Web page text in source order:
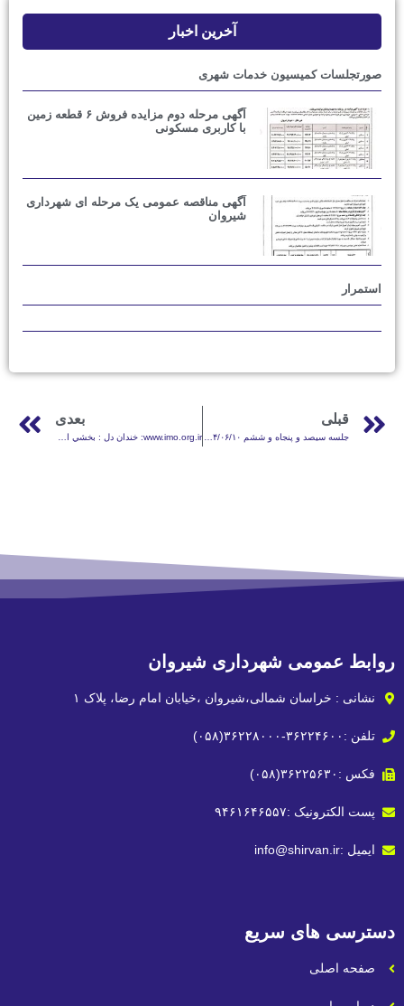
خدمات شهری
آگهی مرحله دوم مزایده فروش ۶ قطعه زمین
با کاربری مسکونی
آگهی مناقصه عمومی یک مرحله ای شهرداری
شیروان
جلسه سیصد و پنجاه و ششم ۹۴/۰۶/۱۰ شورای اسلامی شهر شیروان www.imo.org.ir: خندان دل : بخشي از تصدي هاي دولتي به شهرداري ها واگذارمي شود.
شهرداری شیروان
شمالی،شیروان ،خیابان امام رضا، پلاک ۱
سریع